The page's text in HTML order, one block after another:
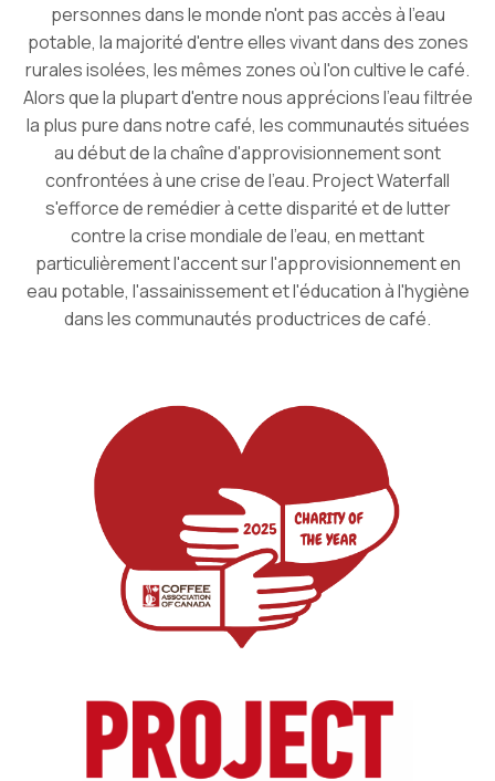
personnes dans le monde n'ont pas accès à l'eau
potable, la majorité d'entre elles vivant dans des zones
rurales isolées, les mêmes zones où l'on cultive le café.
Alors que la plupart d'entre nous apprécions l'eau filtrée
la plus pure dans notre café, les communautés situées
au début de la chaîne d'approvisionnement sont
confrontées à une crise de l'eau. Project Waterfall
s'efforce de remédier à cette disparité et de lutter
contre la crise mondiale de l'eau, en mettant
particulièrement l'accent sur l'approvisionnement en
eau potable, l'assainissement et l'éducation à l'hygiène
dans les communautés productrices de café.